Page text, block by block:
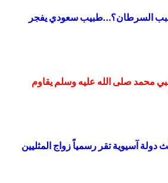
السرطان؟…طبيب سعودي يفجر
محمد صلى الله عليه وسلم يقاوم
دولة آسيوية تقر رسمياً زواج المثليين